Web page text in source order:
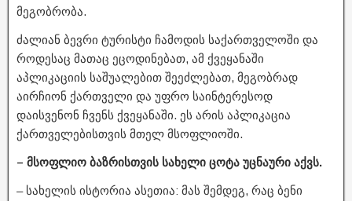
მეგობრობა.
ძალიან ბევრი ტურისტი ჩამოდის საქართველოში და
როდესაც მათაც ეცოდინებათ, ამ ქვეყანაში
აპლიკაციის საშუალებით შეეძლებათ, მეგობრად
აირჩიონ ქართველი და უფრო საინტერესოდ
დაისვენონ ჩვენს ქვეყანაში. ეს არის აპლიკაცია
ქართველებისთვის მთელ მსოფლიოში.
– მსოფლიო ბაზრისთვის სახელი ცოტა უცნაური აქვს.
– სახელის ისტორია ასეთია: მას შემდეგ, რაც ბენი